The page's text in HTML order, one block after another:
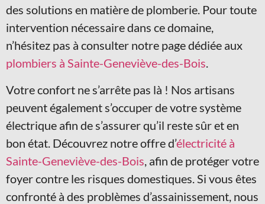
des solutions en matière de plomberie. Pour toute
intervention nécessaire dans ce domaine,
n’hésitez pas à consulter notre page dédiée aux
plombiers à Sainte-Geneviève-des-Bois.
Votre confort ne s’arrête pas là ! Nos artisans
peuvent également s’occuper de votre système
électrique afin de s’assurer qu’il reste sûr et en
bon état. Découvrez notre offre d’électricité à
Sainte-Geneviève-des-Bois , afin de protéger votre
foyer contre les risques domestiques. Si vous êtes
confronté à des problèmes d’assainissement, nous